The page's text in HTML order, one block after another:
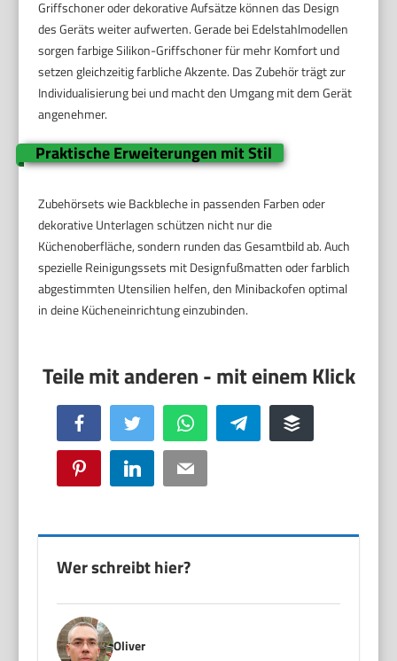
Griffschoner oder dekorative Aufsätze können das Design
des Geräts weiter aufwerten. Gerade bei Edelstahlmodellen
sorgen farbige Silikon-Griffschoner für mehr Komfort und
setzen gleichzeitig farbliche Akzente. Das Zubehör trägt zur
Individualisierung bei und macht den Umgang mit dem Gerät
angenehmer.
Praktische Erweiterungen mit Stil
Zubehörsets wie Backbleche in passenden Farben oder
dekorative Unterlagen schützen nicht nur die
Küchenoberfläche, sondern runden das Gesamtbild ab. Auch
spezielle Reinigungssets mit Designfußmatten oder farblich
abgestimmten Utensilien helfen, den Minibackofen optimal
in deine Kücheneinrichtung einzubinden.
Facebook Twitter WhatsApp Telegram Buffer
Pinterest LinkedIn Email
Wer schreibt hier?
Oliver